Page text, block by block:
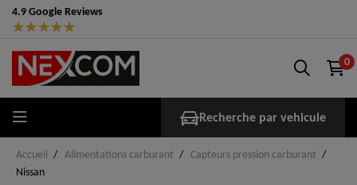
4.9 Google Reviews
★★★★★
0
Recherche par vehicule
Accueil Alimentations carburant
Capteurs pression carburant
Nissan